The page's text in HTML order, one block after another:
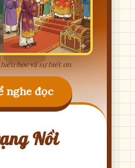
học và sự biết ơn
nghe đọc
Nồi